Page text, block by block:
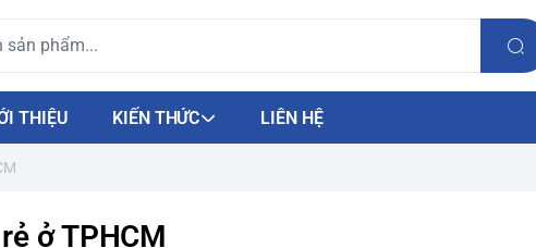
THIỆU KIẾN THỨC LIÊN HỆ
ở TPHCM